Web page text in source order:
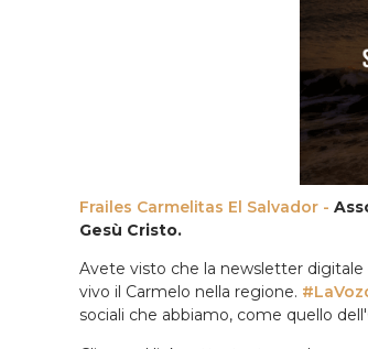
Frailes Carmelitas El Salvador -
Gesù Cristo.
Avete visto che la newsletter
vivo il Carmelo nella regione.
sociali che abbiamo, come quello